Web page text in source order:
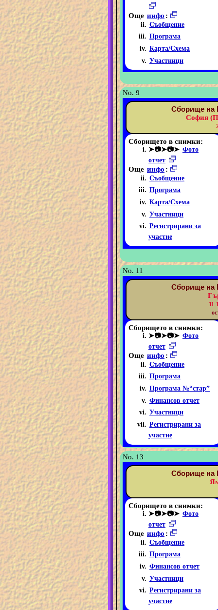
Още инфо :
Съобщение
Програма
Карта/Схема
Участници
No. 9
Сборище на
София
Сборището в снимки:
➤📷➤📷➤ Фото
отчет
Още инфо :
Съобщение
Програма
Карта/Схема
Участници
Регистрирани за
участие
No. 11
Сборище на
Сборището в снимки:
➤📷➤📷➤ Фото
отчет
Още инфо :
Съобщение
Програма
Програма №“стар”
Финансов отчет
Участници
Регистрирани за
участие
No. 13
Сборище на
Сборището в снимки:
➤📷➤📷➤ Фото
отчет
Още инфо :
Съобщение
Програма
Финансов отчет
Участници
Регистрирани за
участие